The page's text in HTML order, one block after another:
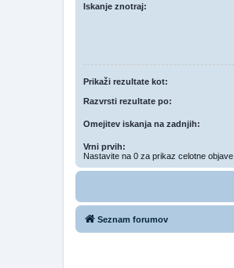
Iskanje znotraj:
Prikaži rezultate kot:
Razvrsti rezultate po:
Omejitev iskanja na zadnjih:
Vrni prvih:
Nastavite na 0 za prikaz celotne objave.
Seznam forumov